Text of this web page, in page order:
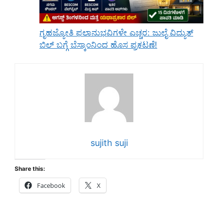
ಗೃಹಜ್ಯೋತಿ ಫಲಾನುಭವಿಗಳೇ ಎಚ್ಚರ: ಜುಲೈ ವಿದ್ಯುತ್
ಬಿಲ್ ಬಗ್ಗೆ ಬೆಸ್ಕಾಂನಿಂದ ಹೊಸ ಪ್ರಕಟಣೆ!
sujith suji
Share this:
Facebook X